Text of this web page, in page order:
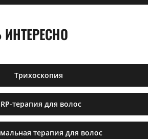
Трихоскопия
терапия для волос
терапия для волос